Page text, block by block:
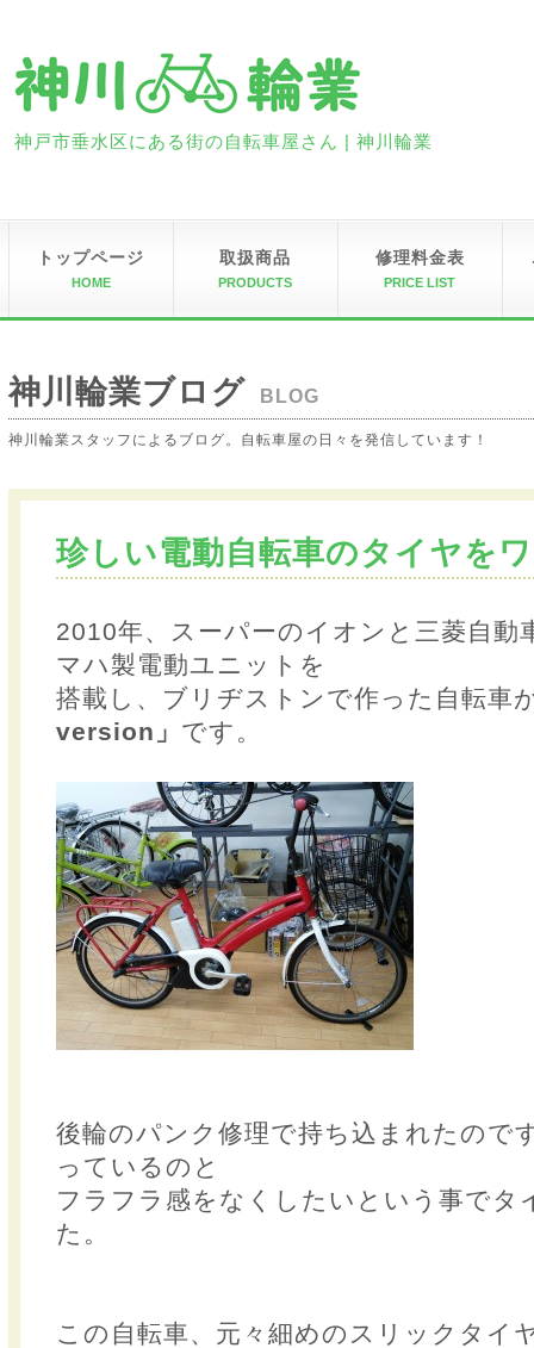
神戸市垂水区にある街の自転車屋さん | 神川輪業
トップページ
HOME
取扱商品
PRODUCTS
修理料金表
PRICE LIST
神川輪業ブログ BLOG
神川輪業スタッフによるブログ。自転車屋の日々を発信しています！
珍しい電動自転車のタイヤを
2010年、スーパーのイオンと三菱自動
マハ製電動ユニットを
搭載し、ブリヂストンで作った自転車
version」 です。
後輪のパンク修理で持ち込まれたので
っているのと
フラフラ感をなくしたいという事でタ
た。
この自転車、元々細めのスリックタイ